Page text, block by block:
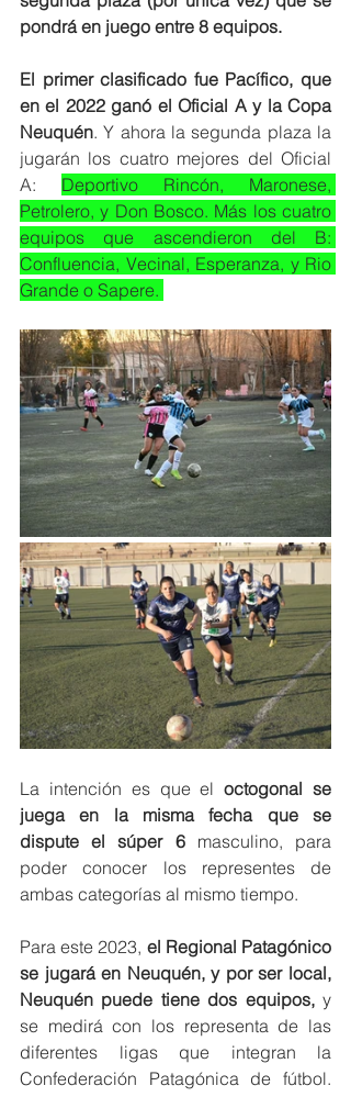
pondrá en juego entre 8 equipos.
El primer clasificado fue Pacífico, que
en el 2022 ganó el Oficial A y la Copa
Neuquén. Y ahora la segunda plaza la
jugarán los cuatro mejores del Oficial
A: Deportivo Rincón, Maronese,
Petrolero, y Don Bosco. Más los cuatro
equipos que ascendieron del B:
Confluencia, Vecinal, Esperanza, y Rio
Grande o Sapere.
La intención es que el octogonal se
juega en la misma fecha que se
dispute el súper 6 masculino, para
poder conocer los representes de
ambas categorías al mismo tiempo.
Para este 2023, el Regional Patagónico
se jugará en Neuquén, y por ser local,
Neuquén puede tiene dos equipos, y
se medirá con los representa de las
diferentes ligas que integran la